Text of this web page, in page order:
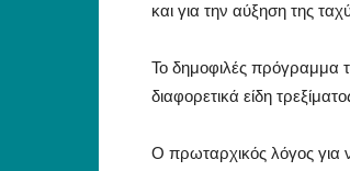
και για την αύξηση της
Το δημοφιλές πρόγραμμα
διαφορετικά είδη
Ο πρωταρχικός λόγος για